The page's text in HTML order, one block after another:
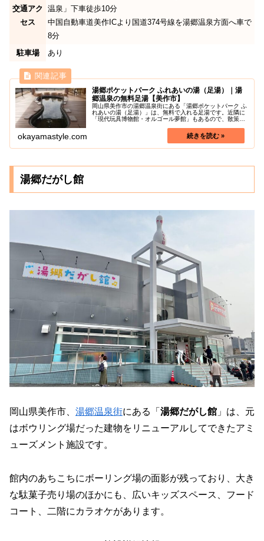
交通アク
セス
温泉」下車徒歩10分
中国自動車道美作ICより国道374号線を湯郷温泉方面へ車で
8分
駐車場
あり
湯郷ポケットパーク ふれあいの湯（足湯）｜湯
郷温泉の無料足湯【美作市】
岡山県美作市の湯郷温泉街にある「湯郷ポケットパーク ふ
れあいの湯（足湯）」は、無料で入れる足湯です。近隣に
「現代玩具博物館・オルゴール夢館」もあるので、散策コ
okayamastyle.com
湯郷だがし館
岡山県美作市、 湯郷温泉街にある「 湯郷だがし館 」は、元
はボウリング場だった建物をリニューアルしてできたアミ
ューズメント施設です。
館内のあちこちにボーリング場の面影が残っており、大き
な駄菓子売り場のほかにも、広いキッズスペース、フード
コート、二階にカラオケがあります。